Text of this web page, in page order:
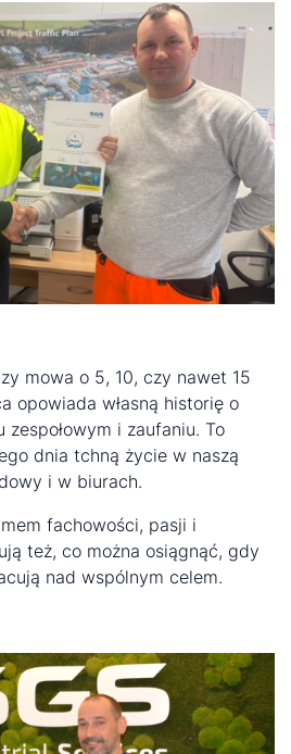
mowa o 5, 10, czy nawet 15
opowiada własną historię o
zespołowym i zaufaniu. To
dnia tchną życie w naszą
i w biurach.
fachowości, pasji i
też, co można osiągnąć, gdy
nad wspólnym celem.